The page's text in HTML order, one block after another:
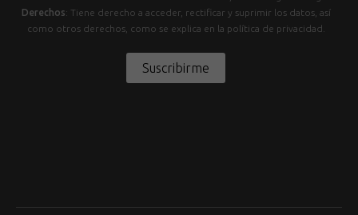
Derechos: Tiene derecho a acceder, rectificar y suprimir los datos, así
como otros derechos, como se explica en la política de privacidad.
Suscribirme